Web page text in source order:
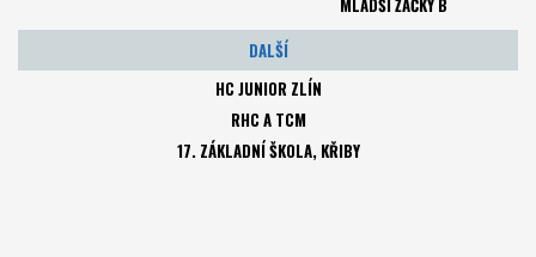
MLADŠÍ ŽAČKY B
DALŠÍ
HC JUNIOR ZLÍN
RHC A TCM
17. ZÁKLADNÍ ŠKOLA, KŘIBY